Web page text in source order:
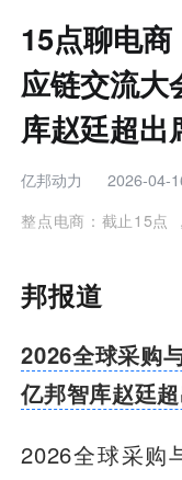
15点聊电
应链交流大
库赵廷超出
亿邦动力
2026-04-
整点电商：截止15点
邦报道
2026全球采购
亿邦智库赵廷
2026全球采购